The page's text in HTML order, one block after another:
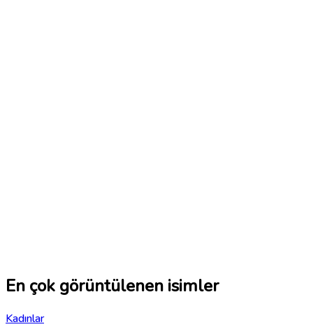
En çok görüntülenen isimler
Kadınlar